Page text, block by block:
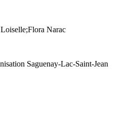
Narac
Saguenay-Lac-Saint-Jean